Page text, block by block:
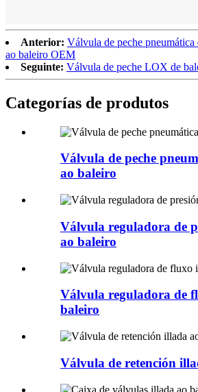
Anterior: Válvula de peche
ao baleiro OEM
Seguinte: Válvula de peche LOX de
Categorías de produtos
Válvula de peche
ao baleiro
Válvula reguladora de
ao baleiro
Válvula reguladora de
baleiro
Válvula de retención